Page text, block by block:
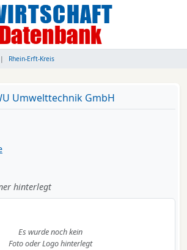
Rhein-Erft-Kreis
Umwelttechnik GmbH
hinterlegt
Es wurde noch kein
Foto oder Logo hinterlegt